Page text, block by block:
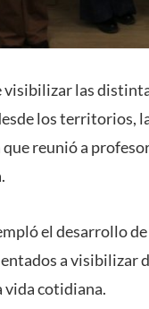
las
los territorios,
reunió a
el desarrollo
a visibilizar
vida cotidiana.